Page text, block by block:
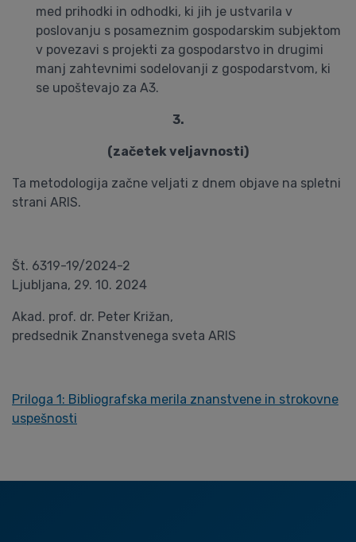
med prihodki in odhodki, ki jih je ustvarila v
poslovanju s posameznim gospodarskim subjektom
v povezavi s projekti za gospodarstvo in drugimi
manj zahtevnimi sodelovanji z gospodarstvom, ki
se upoštevajo za A3.
3.
(začetek veljavnosti)
Ta metodologija začne veljati z dnem objave na spletni
strani ARIS.
Št. 6319-19/2024-2
Ljubljana, 29. 10. 2024
Akad. prof. dr. Peter Križan,
predsednik Znanstvenega sveta ARIS
Priloga 1: Bibliografska merila znanstvene in strokovne
uspešnosti